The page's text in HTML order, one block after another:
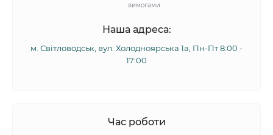
вимогами
Наша адреса:
м. Світловодськ, вул. Холодноярська 1а, Пн-Пт 8:00 -
17:00
Час роботи